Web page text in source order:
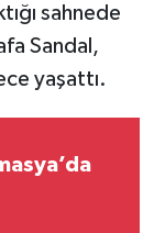
sahnede
Sandal,
yaşattı.